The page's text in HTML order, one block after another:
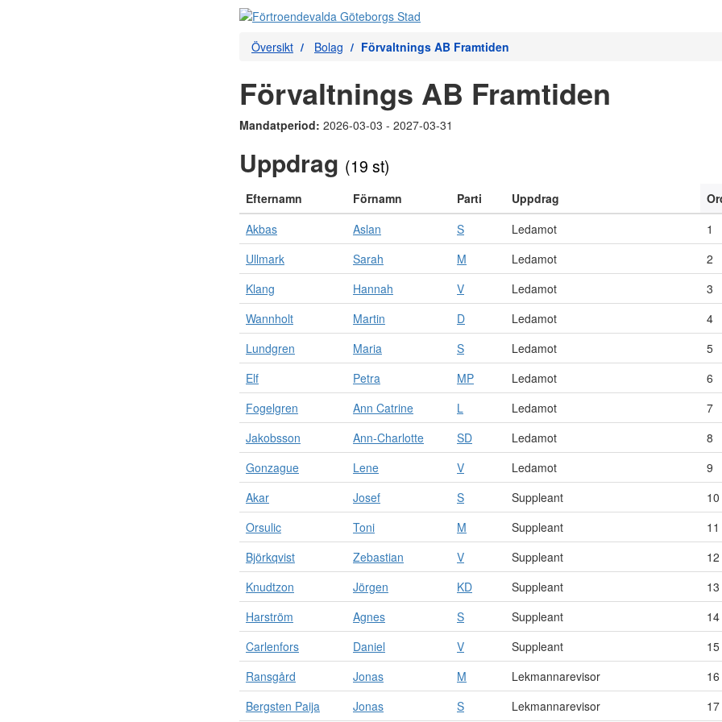
Översikt Bolag Förvaltnings AB Framtiden
Förvaltnings AB Framtiden
Mandatperiod: 2026-03-03 - 2027-03-31
Uppdrag (19 st)
Efternamn Förnamn Parti Uppdrag
Akbas
Aslan S Ledamot
1
Ullmark
Sarah M Ledamot
2
Klang
Hannah V Ledamot
3
Wannholt
Martin D Ledamot
4
Lundgren
Maria S Ledamot
5
Elf
Petra MP Ledamot
6
Fogelgren
Ann Catrine L Ledamot
7
Jakobsson
Ann-Charlotte SD Ledamot
8
Gonzague
Lene V Ledamot
9
Akar
Josef S Suppleant
10
Orsulic
Toni M Suppleant
11
Björkqvist
Zebastian V Suppleant
12
Knudtzon
Jörgen KD Suppleant
13
Harström
Agnes S Suppleant
14
Carlenfors
Daniel V Suppleant
15
Ransgård
Jonas M Lekmannarevisor
16
Bergsten Paija
Jonas S Lekmannarevisor 17